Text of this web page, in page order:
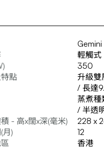
Gemini
輕觸式
350
點
升級雙
/ 長達
蒸煮
/ 半透
- 高x闊x深(毫米)
228 x
月)
12
香港